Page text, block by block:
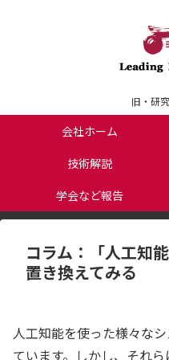
旧・研
会社ホーム
技術解説
学会など報告
コラム：「人工知
置き換えてみる
人工知能を使った様々な
ています。しかし、それ